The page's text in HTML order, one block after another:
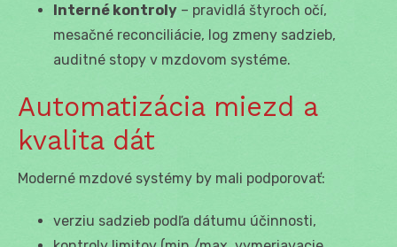
Interné kontroly – pravidlá štyroch očí,
mesačné reconciliácie, log zmeny sadzieb,
auditné stopy v mzdovom systéme.
Automatizácia miezd a
kvalita dát
Moderné mzdové systémy by mali podporovať:
verziu sadzieb podľa dátumu účinnosti,